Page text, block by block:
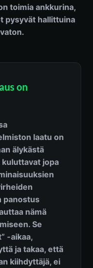
toimia ankkurina,
pysyvät hallittuina
on
laatu on
älykästä
jopa
panostus
nämä
Se
-aikaa,
ja takaa, että
kiihdyttäjä, ei